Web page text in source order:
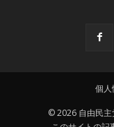
個人
© 2026 自由民主